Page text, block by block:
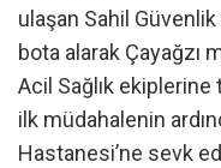
ulaşan Sahil Güvenlik
bota alarak Çayağzı
Acil Sağlık ekiplerine
ilk müdahalenin
Hastanesi’ne sevk